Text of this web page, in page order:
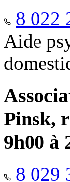
8 022
Aide
Pinsk,
9h00 à
8 029